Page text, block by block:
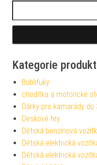
Kategorie
Bublifuky
chodítka a motorické
Dárky pro kamarády do
Deskové hry
Dětská benzínová
Dětská elektrická
Dětská elektrická